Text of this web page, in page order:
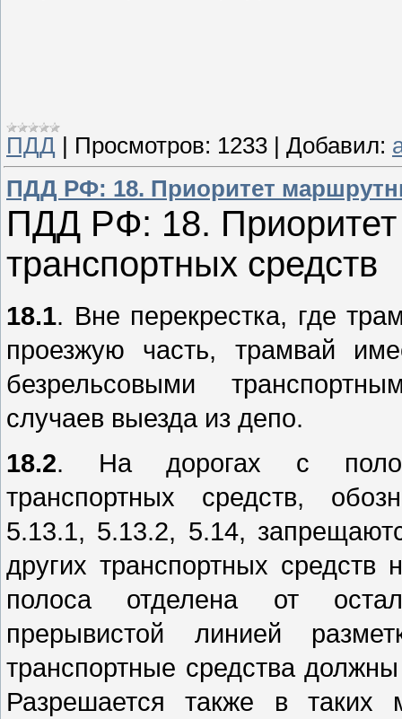
ПДД Просмотров: 1233 Добавил:
ПДД РФ: 18. Приоритет
ПДД РФ: 18.
транспортных средств
18.1. Вне перекрестка, где
проезжую часть, трамвай
безрельсовыми
случаев выезда из депо.
18.2. На дорогах с
транспортных средств,
5.13.1, 5.13.2, 5.14,
других транспортных средств
полоса отделена от
прерывистой линией
транспортные средства
Разрешается также в таких